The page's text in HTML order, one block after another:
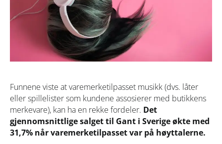
Funnene viste at varemerketilpasset musikk (dvs. låter
eller spillelister som kundene assosierer med butikkens
merkevare), kan ha en rekke fordeler. Det
gjennomsnittlige salget til Gant i Sverige økte med
31,7% når varemerketilpasset var på høyttalerne.